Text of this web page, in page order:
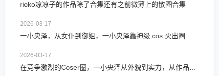
rioko凉凉子的作品除了合集还有之前微薄上的散图合集
2026-03-17
一小央泽，从女仆到御姐，一小央泽靠神级 cos 火出圈
2026-03-17